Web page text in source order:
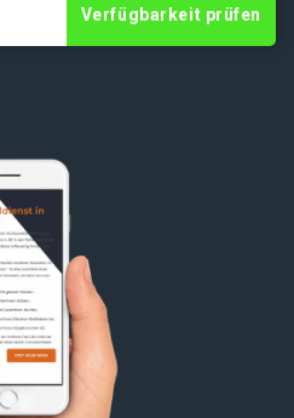
Verfügbarkeit prüfen